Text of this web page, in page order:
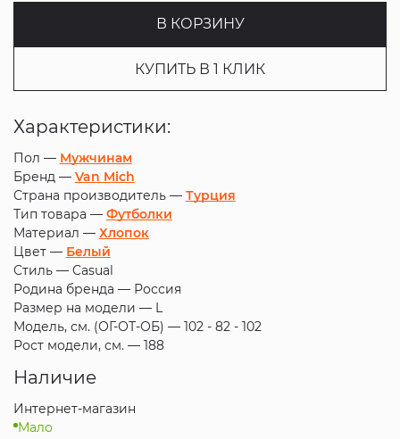
В КОРЗИНУ
КУПИТЬ В 1 КЛИК
Характеристики:
Пол — Мужчинам
Бренд — Van Mich
Страна производитель — Турция
Тип товара — Футболки
Материал — Хлопок
Цвет — Белый
Стиль — Casual
Родина бренда — Россия
Размер на модели — L
Модель, см. (ОГ-ОТ-ОБ) — 102 - 82 - 102
Рост модели, см. — 188
Наличие
Интернет-магазин
Мало